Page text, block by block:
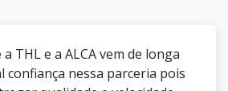
THL e a ALCA vem de longa
confiança nessa parceria pois